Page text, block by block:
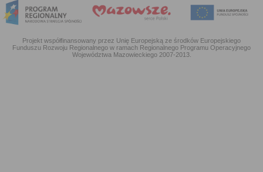
Projekt współfinansowany przez Unię Europejską ze środków Europejskiego
Funduszu Rozwoju Regionalnego w ramach Regionalnego Programu Operacyjnego
Województwa Mazowieckiego 2007-2013.